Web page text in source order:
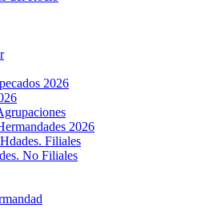
2026
2026
Filiales
No Filiales